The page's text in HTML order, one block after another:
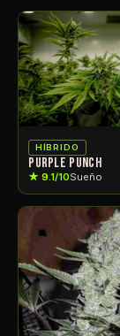
HÍBRIDO
PURPLE PUNCH
★ 9.1/10Sueño